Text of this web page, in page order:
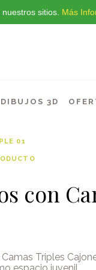
sitios. Más
DIBUJOS 3D
01
con
Triples